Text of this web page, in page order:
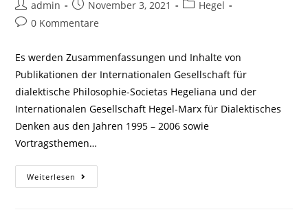
Beitrags-
Autor:
admin
Beitrag
veröffentlicht:
November 3, 2021
Beitrags-
Hegel
Beitrags-
0 Kommentare
Es werden Zusammenfassungen und Inhalte von
Publikationen der Internationalen Gesellschaft für
dialektische Philosophie-Societas Hegeliana und der
Internationalen Gesellschaft Hegel-Marx für Dialektisches
Denken aus den Jahren 1995 – 2006 sowie
Vortragsthemen…
Weiterlesen Schriften
Und